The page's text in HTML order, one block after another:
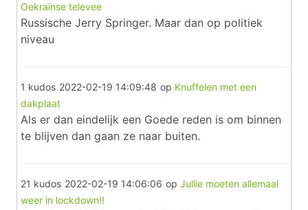
Oekraïnse televee
Russische Jerry Springer. Maar dan op politiek
niveau
1 kudos 2022-02-19 14:09:48 op Knuffelen met een
dakplaat
Als er dan eindelijk een Goede reden is om binnen
te blijven dan gaan ze naar buiten.
21 kudos 2022-02-19 14:06:06 op Jullie moeten allemaal
weer in lockdown!!